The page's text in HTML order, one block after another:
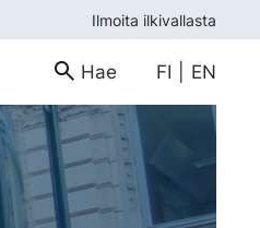
Ilmoita ilkivallasta
Hae FI EN